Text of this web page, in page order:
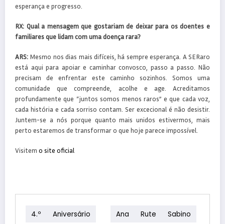
esperança e progresso.
RX: Qual a mensagem que gostariam de deixar para os doentes e
familiares que lidam com uma doença rara?
ARS: Mesmo nos dias mais difíceis, há sempre esperança. A SERaro
está aqui para apoiar e caminhar convosco, passo a passo. Não
precisam de enfrentar este caminho sozinhos. Somos uma
comunidade que compreende, acolhe e age. Acreditamos
profundamente que “juntos somos menos raros” e que cada voz,
cada história e cada sorriso contam. Ser excecional é não desistir.
Juntem-se a nós porque quanto mais unidos estivermos, mais
perto estaremos de transformar o que hoje parece impossível.
Visitem o site oficial
4.º Aniversário Ana Rute Sabino